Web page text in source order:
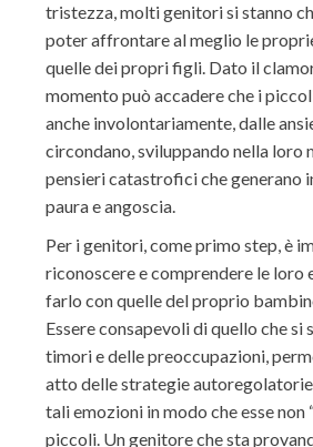
tristezza, molti genitori si stanno
poter affrontare al meglio le
quelledei propri figli. Dato il
momento può accadere che i
anche involontariamente, dalle
circondano, sviluppando nella loro
pensieri catastrofici che generano
paura e angoscia.
Per igenitori, come primo step, è
riconosceree comprendere le loro
farlo con quelle del proprio
Essere consapevoli di quello che si
timori e delle preoccupazioni,
atto delle strategieautoregolatorie
tali emozioni in modo che esse non
piccoli. Un genitore che sta